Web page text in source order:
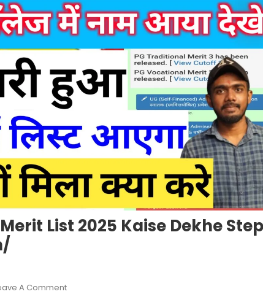
List 2025 Kaise Dekhe Step
A CommentOn